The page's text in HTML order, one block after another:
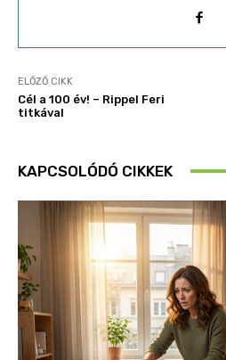
ELŐZŐ CIKK
Cél a 100 év! – Rippel Feri
titkával
KAPCSOLÓDÓ CIKKEK